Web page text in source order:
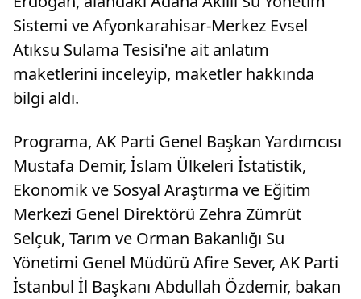
Sistemi ve Afyonkarahisar-Merkez Evsel
Atıksu Sulama Tesisi'ne ait anlatım
maketlerini inceleyip, maketler hakkında
bilgi aldı.
Programa, AK Parti Genel Başkan Yardımcısı
Mustafa Demir, İslam Ülkeleri İstatistik,
Ekonomik ve Sosyal Araştırma ve Eğitim
Merkezi Genel Direktörü Zehra Zümrüt
Selçuk, Tarım ve Orman Bakanlığı Su
Yönetimi Genel Müdürü Afire Sever, AK Parti
İstanbul İl Başkanı Abdullah Özdemir, bakan